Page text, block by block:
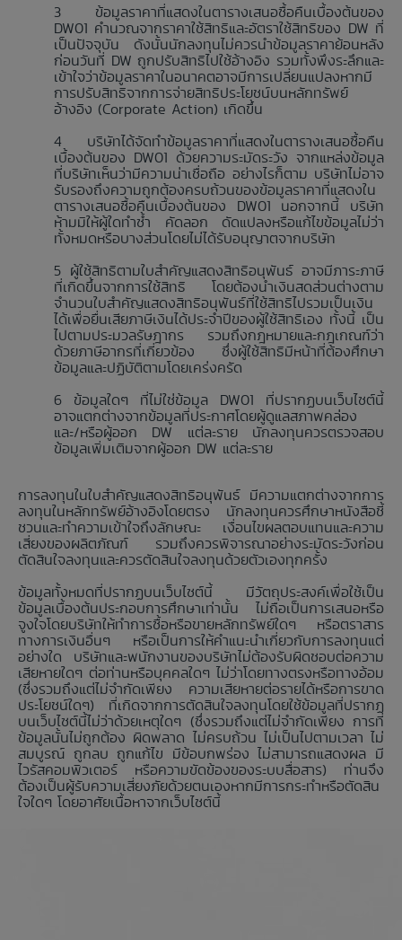
ข้อมูลราคาที่แสดงในตารางเสนอซื้อคืนเบื้องต้นของ
DW01 คำนวณจากราคาใช้สิทธิและอัตราใช้สิทธิของ DW ที่
เป็นปัจจุบัน ดังนั้นนักลงทุนไม่ควรนำข้อมูลราคาย้อนหลัง
ก่อนวันที่ DW ถูกปรับสิทธิไปใช้อ้างอิง รวมทั้งพึงระลึกและ
เข้าใจว่าข้อมูลราคาในอนาคตอาจมีการเปลี่ยนแปลงหากมี
การปรับสิทธิจากการจ่ายสิทธิประโยชน์บนหลักทรัพย์
อ้างอิง (Corporate Action) เกิดขึ้น
บริษัทได้จัดทำข้อมูลราคาที่แสดงในตารางเสนอซื้อคืน
เบื้องต้นของ DW01 ด้วยความระมัดระวัง จากแหล่งข้อมูล
ที่บริษัทเห็นว่ามีความน่าเชื่อถือ อย่างไรก็ตาม บริษัทไม่อาจ
รับรองถึงความถูกต้องครบถ้วนของข้อมูลราคาที่แสดงใน
ตารางเสนอซื้อคืนเบื้องต้นของ DW01 นอกจากนี้ บริษัท
ห้ามมิให้ผู้ใดทำซ้ำ คัดลอก ดัดแปลงหรือแก้ไขข้อมูลไม่ว่า
ทั้งหมดหรือบางส่วนโดยไม่ได้รับอนุญาตจากบริษัท
ผู้ใช้สิทธิตามใบสำคัญแสดงสิทธิอนุพันธ์ อาจมีภาระภาษี
ที่เกิดขึ้นจากการใช้สิทธิ โดยต้องนำเงินสดส่วนต่างตาม
จำนวนใบสำคัญแสดงสิทธิอนุพันธ์ที่ใช้สิทธิไปรวมเป็นเงิน
ได้เพื่อยื่นเสียภาษีเงินได้ประจำปีของผู้ใช้สิทธิเอง ทั้งนี้ เป็น
ไปตามประมวลรัษฎากร รวมถึงกฎหมายและกฎเกณฑ์ว่า
ด้วยภาษีอากรที่เกี่ยวข้อง ซึ่งผู้ใช้สิทธิมีหน้าที่ต้องศึกษา
ข้อมูลและปฏิบัติตามโดยเคร่งครัด
ข้อมูลใดๆ ที่ไม่ใช่ข้อมูล DW01 ที่ปรากฏบนเว็บไซต์นี้
อาจแตกต่างจากข้อมูลที่ประกาศโดยผู้ดูแลสภาพคล่อง
และ/หรือผู้ออก DW แต่ละราย นักลงทุนควรตรวจสอบ
ข้อมูลเพิ่มเติมจากผู้ออก DW แต่ละราย
การลงทุนในใบสำคัญแสดงสิทธิอนุพันธ์ มีความแตกต่างจากการ
ลงทุนในหลักทรัพย์อ้างอิงโดยตรง นักลงทุนควรศึกษาหนังสือชี้
ชวนและทำความเข้าใจถึงลักษณะ เงื่อนไขผลตอบแทนและความ
เสี่ยงของผลิตภัณฑ์ รวมถึงควรพิจารณาอย่างระมัดระวังก่อน
ตัดสินใจลงทุนและควรตัดสินใจลงทุนด้วยตัวเองทุกครั้ง
ข้อมูลทั้งหมดที่ปรากฏบนเว็บไซต์นี้ มีวัตถุประสงค์เพื่อใช้เป็น
ข้อมูลเบื้องต้นประกอบการศึกษาเท่านั้น ไม่ถือเป็นการเสนอหรือ
จูงใจโดยบริษัทให้ทำการซื้อหรือขายหลักทรัพย์ใดๆ หรือตราสาร
ทางการเงินอื่นๆ หรือเป็นการให้คำแนะนำเกี่ยวกับการลงทุนแต่
อย่างใด บริษัทและพนักงานของบริษัทไม่ต้องรับผิดชอบต่อความ
เสียหายใดๆ ต่อท่านหรือบุคคลใดๆ ไม่ว่าโดยทางตรงหรือทางอ้อม
(ซึ่งรวมถึงแต่ไม่จำกัดเพียง ความเสียหายต่อรายได้หรือการขาด
ประโยชน์ใดๆ) ที่เกิดจากการตัดสินใจลงทุนโดยใช้ข้อมูลที่ปรากฏ
บนเว็บไซต์นี้ไม่ว่าด้วยเหตุใดๆ (ซึ่งรวมถึงแต่ไม่จำกัดเพียง การที่
ข้อมูลนั้นไม่ถูกต้อง ผิดพลาด ไม่ครบถ้วน ไม่เป็นไปตามเวลา ไม่
สมบูรณ์ ถูกลบ ถูกแก้ไข มีข้อบกพร่อง ไม่สามารถแสดงผล มี
ไวรัสคอมพิวเตอร์ หรือความขัดข้องของระบบสื่อสาร) ท่านจึง
ต้องเป็นผู้รับความเสี่ยงภัยด้วยตนเองหากมีการกระทำหรือตัดสิน
ใจใดๆ โดยอาศัยเนื้อหาจากเว็บไซต์นี้